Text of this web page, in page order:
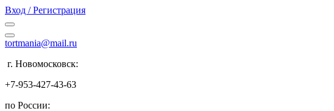
Вход / Регистрация
tortmania@mail.ru
г. Новомосковск:
+7-953-427-43-63
по России: